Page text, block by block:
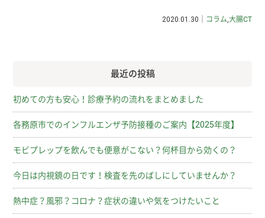
2020.01.30｜ コラム,大腸CT
最近の投稿
初めての方も安心！診療予約の流れをまとめました
各務原市でのインフルエンザ予防接種のご案内【2025年度】
モビプレップを飲んでも便意がこない？何杯目から効くの？
今日は内視鏡の日です！検査を先のばしにしていませんか？
熱中症？風邪？コロナ？症状の違いや気をつけたいこと